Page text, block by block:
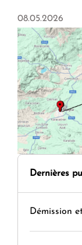
08.05.2026
Dernières
Démission